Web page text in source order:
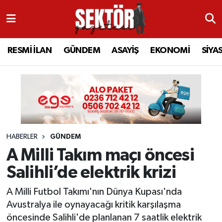
RESMİ İLAN GÜNDEM ASAYİŞ EKONOMİ
HABERLER GÜNDEM
A Milli Takım maçı öncesi
Salihli’de elektrik krizi
A Milli Futbol Takımı'nın Dünya Kupası'nda
Avustralya ile oynayacağı kritik karşılaşma
öncesinde Salihli'de planlanan 7 saatlik elektrik
RESMİ İLAN
EKONOMİ
SİYASET
EĞİTİM
SAĞLIK
SPOR
MANİSA
AKHİSAR
ALAŞEHİR
KULA
YUNUSEMRE
ŞEHZADELER
RESMİ İLAN
MANİSA
ALAŞEHİR
DEMİRCİ
GÖLMARMARA
GÖRDES
KIRKAĞAÇ
ARAMIZDAN AYRILANLAR
BİR ZAMANLAR SALİHLİ
SİZİN SESİNİZ
GÜNDEM
ASAYİŞ
SİYASET
Manisa Nöbetçi Eczaneler
Manisa Namaz Vakitleri
Manisa Trafik Yoğunluk Haritası
Süper Lig Puan Durumu ve Fikstür
Tüm Manşetler
Son Dakika Haberleri
Haber Arşivi